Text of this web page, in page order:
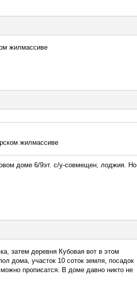
жилмассиве
жилмассиве
доме 6/9эт. с/у-совмещен, лоджия. Но
затем деревня Кубовая вот в этом
дома, участок 10 соток земля, посадок
прописатся. В доме давно никто не